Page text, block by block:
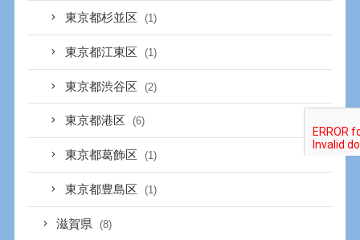
東京都杉並区 (1)
東京都江東区 (1)
東京都渋谷区 (2)
東京都港区 (6)
東京都葛飾区 (1)
東京都豊島区 (1)
滋賀県 (8)